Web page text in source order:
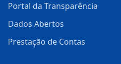
Portal da Transparência
Dados Abertos
Prestação de Contas